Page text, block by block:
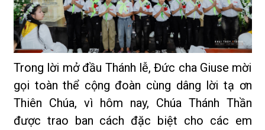
Trong lời mở đầu Thánh lễ, Đức cha Giuse mời
gọi toàn thể cộng đoàn cùng dâng lời tạ ơn
Thiên Chúa, vì hôm nay, Chúa Thánh Thần
được trao ban cách đặc biệt cho các em